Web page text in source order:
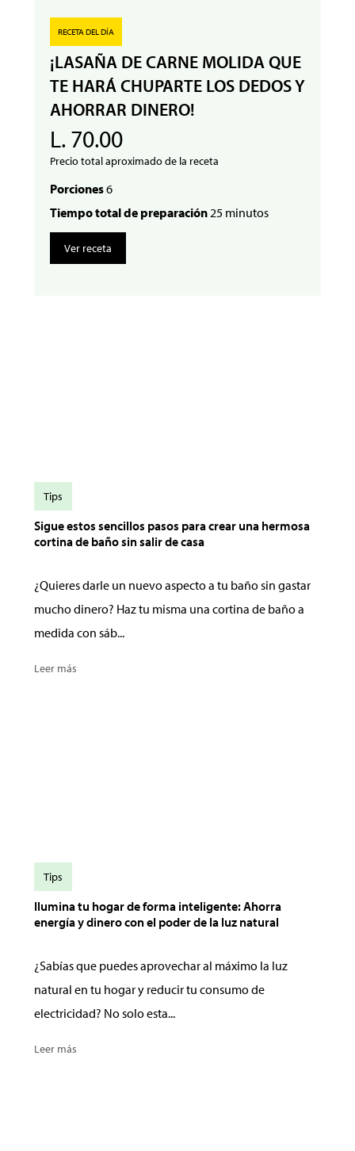
RECETA DEL DÍA
¡LASAÑA DE CARNE MOLIDA QUE
TE HARÁ CHUPARTE LOS DEDOS Y
AHORRAR DINERO!
L. 70.00
Precio total aproximado de la receta
Porciones6
Tiempo total de preparación25 minutos
Ver receta
Sigue estos sencillos pasos para crear una hermosa
cortina de baño sin salir de casa
¿Quieres darle un nuevo aspecto a tu baño sin gastar
mucho dinero? Haz tu misma una cortina de baño a
medida con sáb...
Leer más
Tips
Ilumina tu hogar de forma inteligente: Ahorra
energía y dinero con el poder de la luz natural
¿Sabías que puedes aprovechar al máximo la luz
natural en tu hogar y reducir tu consumo de
electricidad? No solo esta...
Leer más
Tips